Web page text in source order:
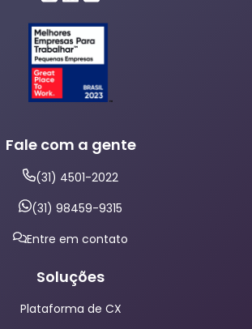
Fale com a gente
(31) 4501-2022
(31) 98459-9315
Entre em contato
Soluções
Plataforma de CX